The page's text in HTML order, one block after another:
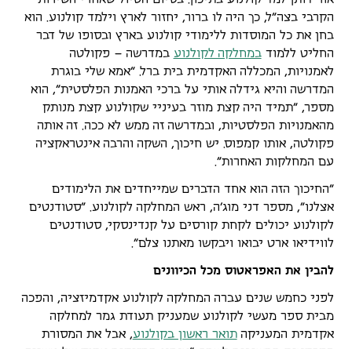
הקרבי בצה"ל, כך היה לו ברור, יחזור לארץ וילמד קולנוע. הוא
בחן את כל המוסדות ללימודי קולנוע בארץ ובסופו של דבר
החליט ללמודבמחלקה לקולנוע במדרשה – פקולטה
לאמנויות, המכללה האקדמית בית ברל. "אמא שלי בוגרת
המדרשה והיא גידלה אותי על ברכי האמנות הפלסטית", הוא
מספר, "תמיד היה קצת מוזר בעיניי שקולנוע קצת מנותק
מהאמנויות הפלסטיות, ובמדרשה זה ממש לא ככה. זה אותה
פקולטה, אותו קמפוס. יש חיכוך, השקה והרבה אינטראקציה
עם המחלקות האחרות".
"החיכוך הזה הוא אחד הדברים שמייחדים את הלימודים
אצלנו", מספר דני מוג'ה, ראש המחלקה לקולנוע. "סטודנטים
לקולנוע יכולים לקחת קורסים על קנדינסקי, סטודנטים
לווידיאו ארט יבואו ויבקשו מאתנו צלם".
להבין את האפראטוס מכל הכיוונים
לפני כחמש שנים עברה המחלקה לקולנוע אקדמיזציה, והפכה
מבית ספר מעשי לקולנוע שמעניק תעודת גמר למחלקה
אקדמית המעניקהתואר ראשון בקולנוע, אבל את המסורת